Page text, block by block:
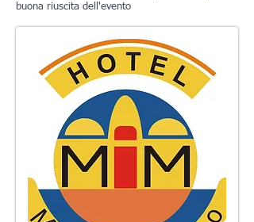
buona riuscita dell'evento